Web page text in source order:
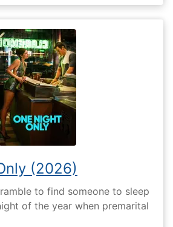
(2026)
to find someone to sleep
of the year when premarital